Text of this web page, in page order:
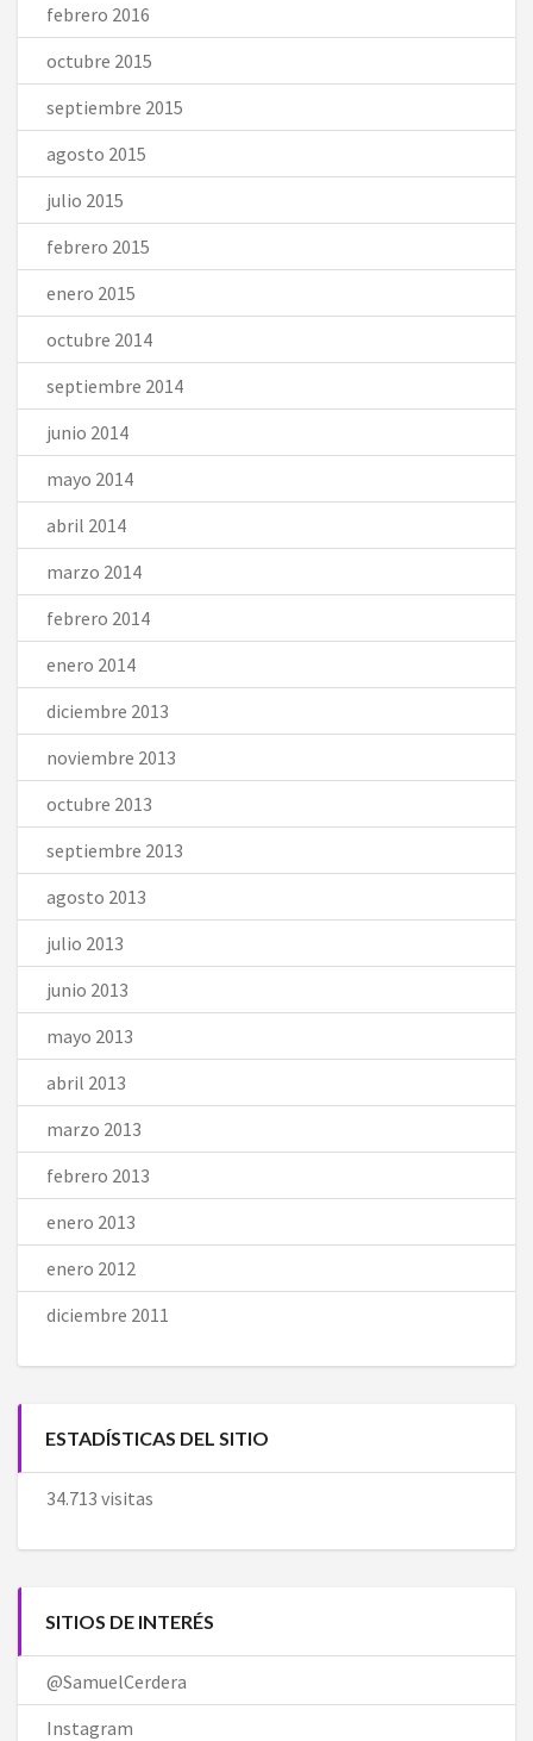
febrero 2016
octubre 2015
septiembre 2015
agosto 2015
julio 2015
febrero 2015
enero 2015
octubre 2014
septiembre 2014
junio 2014
mayo 2014
abril 2014
marzo 2014
febrero 2014
enero 2014
diciembre 2013
noviembre 2013
octubre 2013
septiembre 2013
agosto 2013
julio 2013
junio 2013
mayo 2013
abril 2013
marzo 2013
febrero 2013
enero 2013
enero 2012
diciembre 2011
ESTADÍSTICAS DEL SITIO
34.713 visitas
SITIOS DE INTERÉS
@SamuelCerdera
Instagram